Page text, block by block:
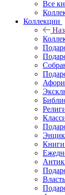
Все
Коллекции
Книги